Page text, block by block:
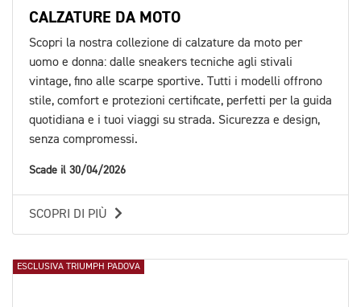
CALZATURE DA MOTO
Scopri la nostra collezione di calzature da moto per
uomo e donna: dalle sneakers tecniche agli stivali
vintage, fino alle scarpe sportive. Tutti i modelli offrono
stile, comfort e protezioni certificate, perfetti per la guida
quotidiana e i tuoi viaggi su strada. Sicurezza e design,
senza compromessi.
Scade il 30/04/2026
SCOPRI DI PIÙ
ESCLUSIVA TRIUMPH PADOVA